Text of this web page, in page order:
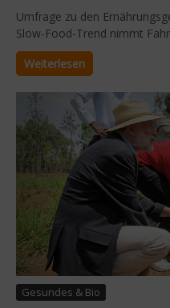
Umfrage zu den
Slow-Food-Trend nimmt
Weiterlesen
Gesundes & Bio